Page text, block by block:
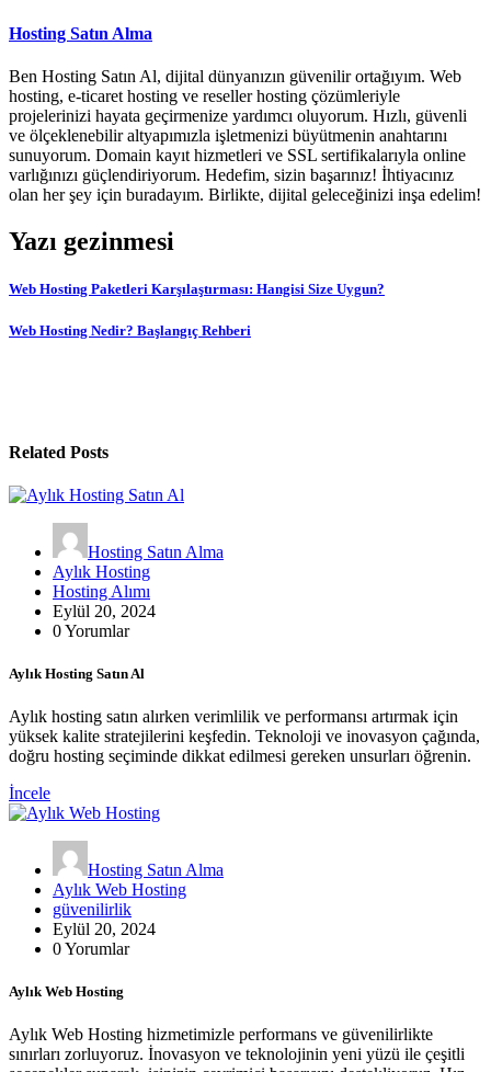
Hosting Satın Alma
Ben Hosting Satın Al, dijital dünyanızın güvenilir ortağıyım. Web
hosting, e-ticaret hosting ve reseller hosting çözümleriyle
projelerinizi hayata geçirmenize yardımcı oluyorum. Hızlı, güvenli
ve ölçeklenebilir altyapımızla işletmenizi büyütmenin anahtarını
sunuyorum. Domain kayıt hizmetleri ve SSL sertifikalarıyla online
varlığınızı güçlendiriyorum. Hedefim, sizin başarınız! İhtiyacınız
olan her şey için buradayım. Birlikte, dijital geleceğinizi inşa edelim!
Yazı gezinmesi
Web Hosting Paketleri Karşılaştırması: Hangisi Size Uygun?
Web Hosting Nedir? Başlangıç Rehberi
Related Posts
Hosting Satın Alma
Aylık Hosting
Hosting Alımı
Eylül 20, 2024
0 Yorumlar
Aylık Hosting Satın Al
Aylık hosting satın alırken verimlilik ve performansı artırmak için
yüksek kalite stratejilerini keşfedin. Teknoloji ve inovasyon çağında,
doğru hosting seçiminde dikkat edilmesi gereken unsurları öğrenin.
İncele
Hosting Satın Alma
Aylık Web Hosting
güvenilirlik
Eylül 20, 2024
0 Yorumlar
Aylık Web Hosting
Aylık Web Hosting hizmetimizle performans ve güvenilirlikte
sınırları zorluyoruz. İnovasyon ve teknolojinin yeni yüzü ile çeşitli